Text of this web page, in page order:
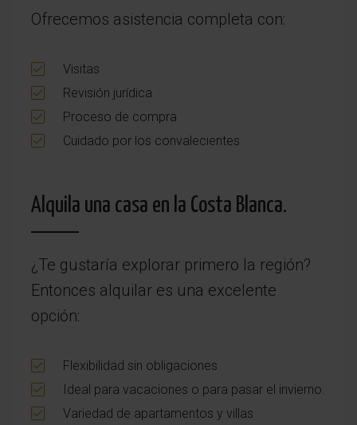
Ofrecemos asistencia completa con:
Visitas
Revisión jurídica
Proceso de compra
Cuidado por los convalecientes
Alquila una casa en la Costa Blanca.
¿Te gustaría explorar primero la región?
Entonces alquilar es una excelente
opción:
Flexibilidad sin obligaciones
Ideal para vacaciones o para pasar el invierno.
Variedad de apartamentos y villas